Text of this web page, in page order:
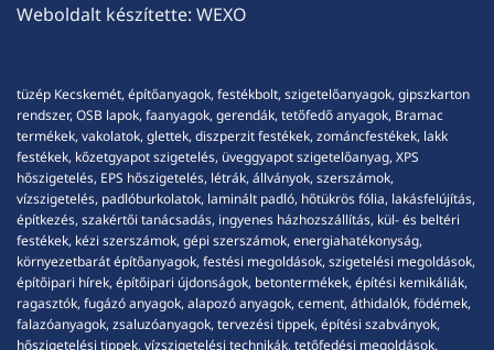
Weboldalt készítette: WEXO
tüzép Kecskemét, építőanyagok, festékbolt, szigetelőanyagok, gipszkarton
rendszer, OSB lapok, faanyagok, gerendák, tetőfedő anyagok, Bramac
termékek, vakolatok, glettek, diszperzit festékek, zománcfestékek, lakk
festékek, kőzetgyapot szigetelés, üveggyapot szigetelőanyag, XPS
hőszigetelés, EPS hőszigetelés, létrák, állványok, szerszámok,
vízszigetelés, padlóburkolatok, laminált padló, hőtükrös fólia, lakásfelújítás,
építkezés, szakértői tanácsadás, ingyenes házhozszállítás, kül- és beltéri
festékek, kézi szerszámok, gépi szerszámok, energiahatékonyság,
környezetbarát építőanyagok, festési megoldások, szigetelési megoldások,
építőipari hírek, építőipari újdonságok, betontermékek, építési kemikáliák,
ragasztók, fugázó anyagok, alapozó anyagok, cement, áthidalók, födémek,
falazóanyagok, zsaluzóanyagok, tervezési tippek, építési szabványok,
hőszigetelési tippek, vízszigetelési technikák, tetőfedési megoldások,